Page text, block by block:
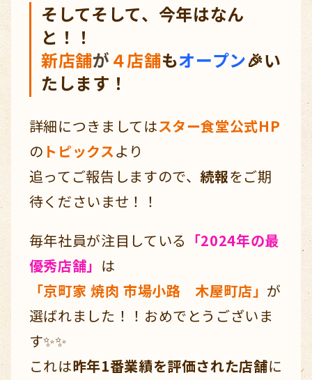
そしてそして、今年はなん
と！！
新店舗が ４店舗もオープン🎉い
たします！
詳細につきましてはスター食堂公式HP
の トピックスより
追ってご報告しますので、続報をご期
待くださいませ！！
毎年社員が注目している 「2024年の最
優秀店舗」 は
「京町家 焼肉 市場小路 木屋町店」 が
選ばれました！！おめでとうございま
す✨✨
これは昨年1番業績を評価された店舗に